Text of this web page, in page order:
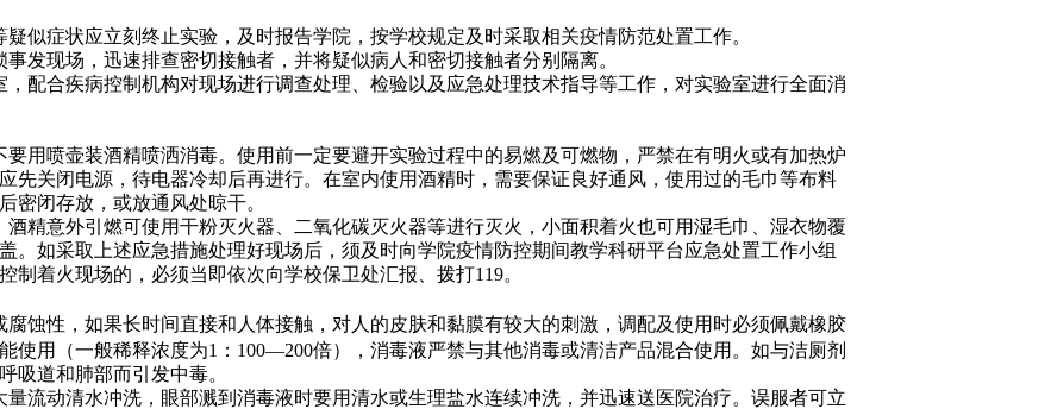
疑似症状应立刻终止实验，及时报告学院，按学校规定及时采取相关疫情防范处置工作。
事发现场，迅速排查密切接触者，并将疑似病人和密切接触者分别隔离。
，配合疾病控制机构对现场进行调查处理、检验以及应急处理技术指导等工作，对实验室进行全面消
要用喷壶装酒精喷洒消毒。使用前一定要避开实验过程中的易燃及可燃物，严禁在有明火或有加热炉
先关闭电源，待电器冷却后再进行。在室内使用酒精时，需要保证良好通风，使用过的毛巾等布料
密闭存放，或放通风处晾干。
酒精意外引燃可使用干粉灭火器、二氧化碳灭火器等进行灭火，小面积着火也可用湿毛巾、湿衣物覆
。如采取上述应急措施处理好现场后，须及时向学院疫情防控期间教学科研平台应急处置工作小组
制着火现场的，必须当即依次向学校保卫处汇报、拨打119。
腐蚀性，如果长时间直接和人体接触，对人的皮肤和黏膜有较大的刺激，调配及使用时必须佩戴橡胶
使用（一般稀释浓度为1 ： 100—200倍），消毒液严禁与其他消毒或清洁产品混合使用。如与洁厕剂
吸道和肺部而引发中毒。
量流动清水冲洗，眼部溅到消毒液时要用清水或生理盐水连续冲洗，并迅速送医院治疗。误服者可立